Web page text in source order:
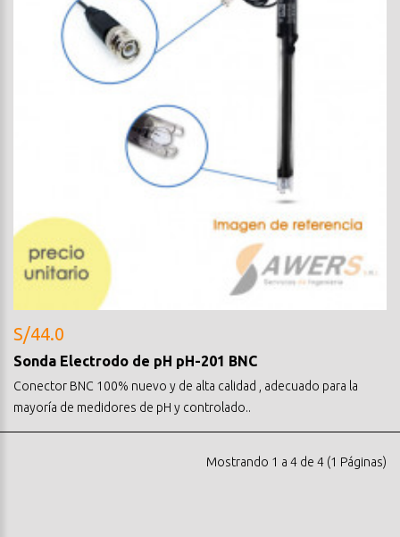
S/44.0
Sonda Electrodo de pH pH-201 BNC
Conector BNC 100% nuevo y de alta calidad , adecuado para la
mayoría de medidores de pH y controlado..
Mostrando 1 a 4 de 4 (1 Páginas)